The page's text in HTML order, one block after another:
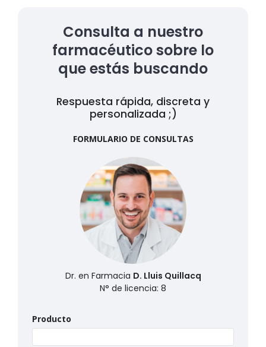
Consulta a nuestro
farmacéutico sobre lo
que estás buscando
Respuesta rápida, discreta y
personalizada ;)
FORMULARIO DE CONSULTAS
Dr. en Farmacia D. Lluis Quillacq
N° de licencia: 8
Producto